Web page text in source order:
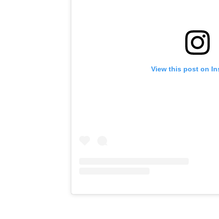
View this post on